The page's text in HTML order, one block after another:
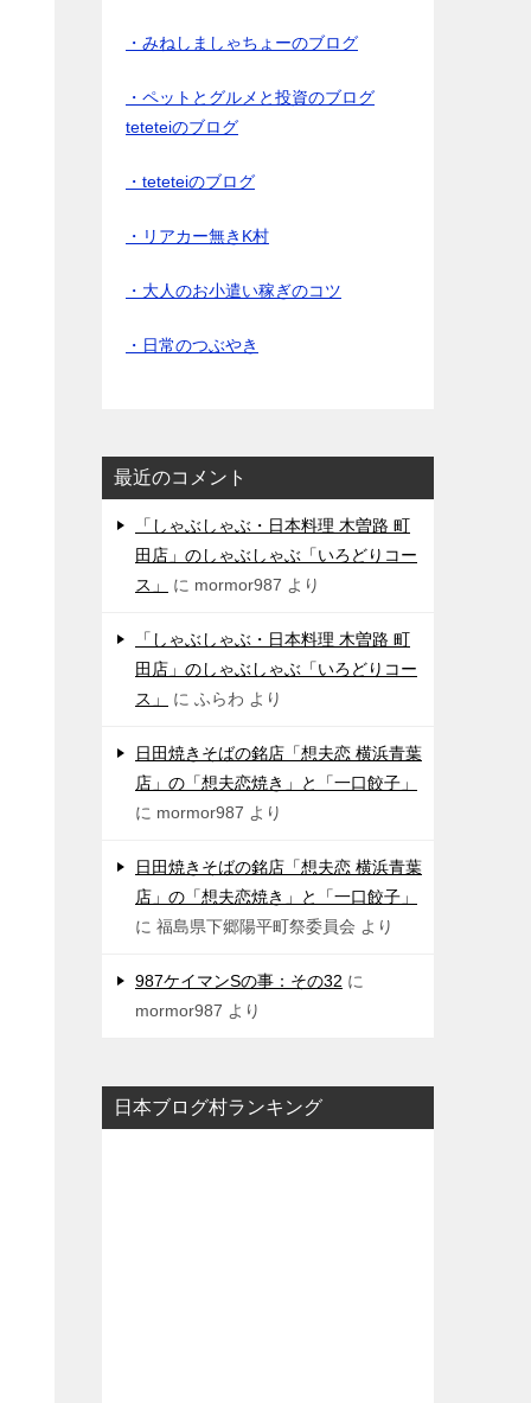
・みねしましゃちょーのブログ
・ペットとグルメと投資のブログ
teteteiのブログ
・teteteiのブログ
・リアカー無きK村
・大人のお小遣い稼ぎのコツ
・日常のつぶやき
最近のコメント
「しゃぶしゃぶ・日本料理 木曽路 町
田店」のしゃぶしゃぶ「いろどりコー
ス」
に mormor987 より
「しゃぶしゃぶ・日本料理 木曽路 町
田店」のしゃぶしゃぶ「いろどりコー
ス」
に ふらわ より
日田焼きそばの銘店「想夫恋 横浜青葉
店」の「想夫恋焼き」と「一口餃子」
に mormor987 より
日田焼きそばの銘店「想夫恋 横浜青葉
店」の「想夫恋焼き」と「一口餃子」
に 福島県下郷陽平町祭委員会 より
987ケイマンSの事：その32 に
mormor987 より
日本ブログ村ランキング